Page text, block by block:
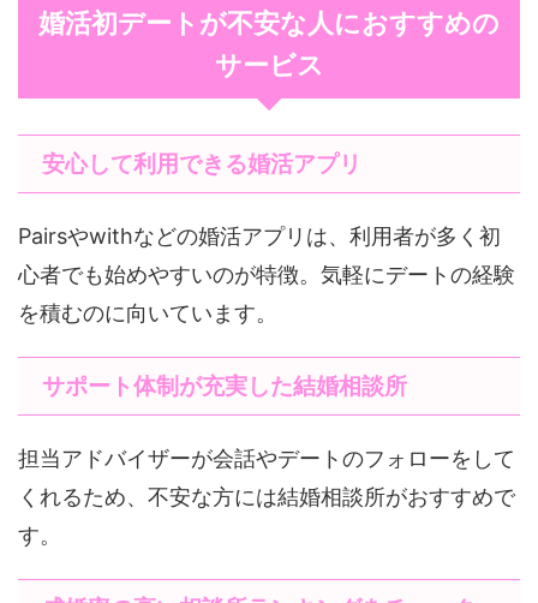
婚活初デートが不安な人におすすめの
サービス
安心して利用できる婚活アプリ
Pairsやwithなどの婚活アプリは、利用者が多く初
心者でも始めやすいのが特徴。気軽にデートの経験
を積むのに向いています。
サポート体制が充実した結婚相談所
担当アドバイザーが会話やデートのフォローをして
くれるため、不安な方には結婚相談所がおすすめで
す。